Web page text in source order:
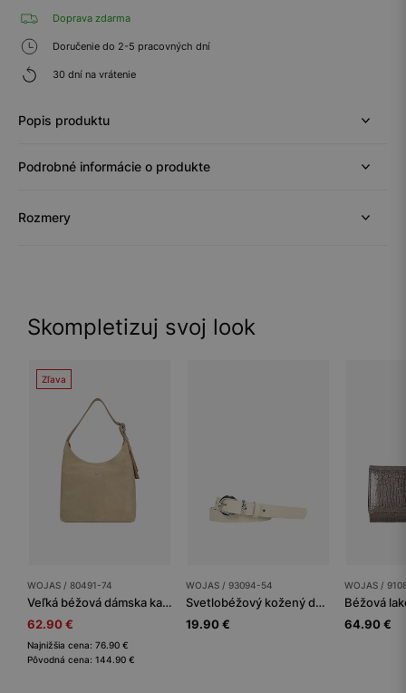
Doprava zdarma
Doručenie do 2-5 pracovných dní
30 dní na vrátenie
Popis produktu
Podrobné informácie o produkte
Rozmery
Skompletizuj svoj look
Zľava
WOJAS / 80491-74
Veľká béžová dámska kabelka
62.90 €
Najnižšia cena: 76.90 €
Pôvodná cena: 144.90 €
WOJAS / 93094-54
Svetlobéžový kožený dámsky opasok so striebornou prackou
19.90 €
WOJAS /
64.90 €